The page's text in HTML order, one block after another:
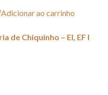
Adicionar ao carrinho
de Chiquinho – EI, EF I